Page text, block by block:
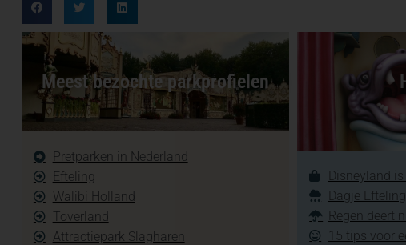
Meest bezochte parkprofielen
Pretparken in Nederland
Efteling
Walibi Holland
Toverland
Attractiepark Slagharen
Disneyland
Dagje
Regen deert
15 tips voor